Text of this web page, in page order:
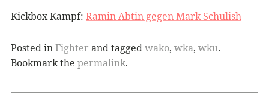
Kickbox Kampf: Ramin Abtin gegen Mark Schulish
Posted inFighter and taggedwako, wka, wku.
Bookmark the permalink.